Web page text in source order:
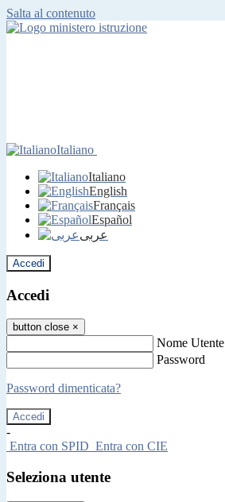
Salta al contenuto
Italiano
Italiano
English
Français
Español
عربى
Accedi
Accedi
button close ×
Nome Utente
Password
Password dimenticata?
-
Entra con SPID Entra con CIE
Seleziona utente